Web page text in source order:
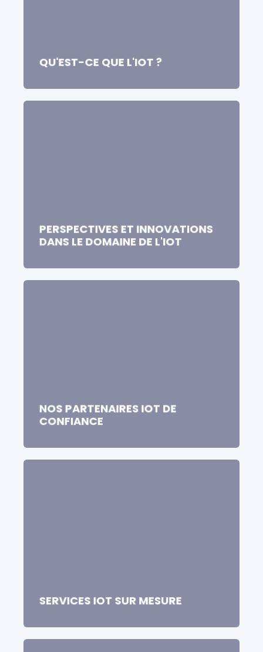
QU'EST-CE QUE L'IOT ?
PERSPECTIVES ET INNOVATIONS
DANS LE DOMAINE DE L'IOT
NOS PARTENAIRES IOT DE
CONFIANCE
SERVICES IOT SUR MESURE